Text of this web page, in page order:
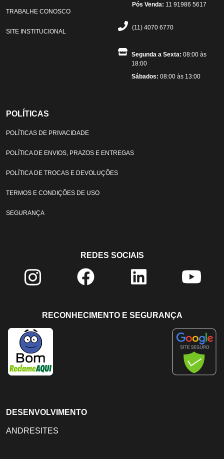
TRABALHE CONOSCO
SITE INSTITUCIONAL
Pós Venda: 11 91986 5617
(11) 4070 6770
Segunda a Sexta: 08:00 às
18:00
Sábados: 08:00 às 13:00
POLÍTICAS
POLÍTICAS DE PRIVACIDADE
POLÍTICA DE ENVIOS, PRAZOS E ENTREGAS
POLÍTICA DE TROCAS E DEVOLUÇÕES
TERMOS E CONDIÇÕES DE USO
SEGURANÇA
REDES SOCIAIS
RECONHECIMENTO E SEGURANÇA
DESENVOLVIMENTO
ANDRESITES